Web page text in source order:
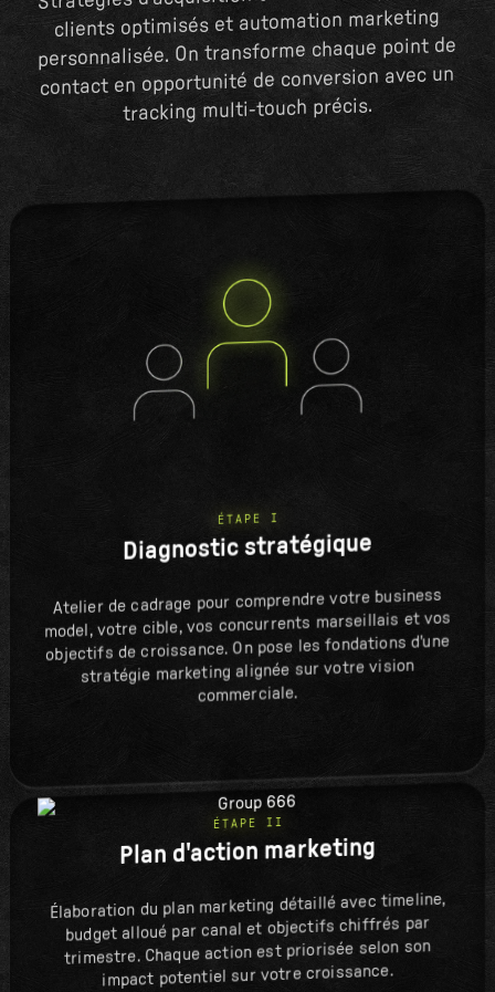
clients optimisés et automation marketing
personnalisée. On transforme chaque point de
contact en opportunité de conversion avec un
tracking multi-touch précis.
ÉTAPE I
Diagnostic stratégique
Atelier de cadrage pour comprendre votre business
model, votre cible, vos concurrents marseillais et vos
objectifs de croissance. On pose les fondations d'une
stratégie marketing alignée sur votre vision
commerciale.
ÉTAPE II
Plan d'action marketing
Élaboration du plan marketing détaillé avec timeline,
budget alloué par canal et objectifs chiffrés par
trimestre. Chaque action est priorisée selon son
impact potentiel sur votre croissance.